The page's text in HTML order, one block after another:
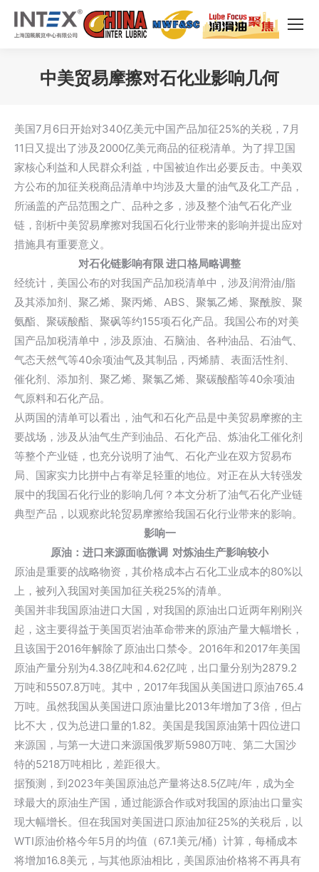
中美贸易摩擦对石化业影响几何
美国7月6日开始对340亿美元中国产品加征25%的关税，7月
11日又提出了涉及2000亿美元商品的征税清单。为了捍卫国
家核心利益和人民群众利益，中国被迫作出必要反击。中美双
方公布的加征关税商品清单中均涉及大量的油气及化工产品，
所涵盖的产品范围之广、品种之多，涉及整个油气石化产业
链，剖析中美贸易摩擦对我国石化行业带来的影响并提出应对
措施具有重要意义。
对石化链影响有限 进口格局略调整
经统计，美国公布的对我国产品加税清单中，涉及润滑油/脂
及其添加剂、聚乙烯、聚丙烯、ABS、聚氯乙烯、聚酰胺、聚
氨酯、聚碳酸酯、聚砜等约155项石化产品。我国公布的对美
国产品加税清单中，涉及原油、石脑油、各种油品、石油气、
气态天然气等40余项油气及其制品，丙烯腈、表面活性剂、
催化剂、添加剂、聚乙烯、聚氯乙烯、聚碳酸酯等40余项油
气原料和石化产品。
从两国的清单可以看出，油气和石化产品是中美贸易摩擦的主
要战场，涉及从油气生产到油品、石化产品、炼油化工催化剂
等整个产业链，也充分说明了油气、石化产业在双方贸易布
局、国家实力比拼中占有举足轻重的地位。对正在从大转强发
展中的我国石化行业的影响几何？本文分析了油气石化产业链
典型产品，以观察此轮贸易摩擦给我国石化行业带来的影响。
影响一
原油：进口来源面临微调 对炼油生产影响较小
原油是重要的战略物资，其价格成本占石化工业成本的80%以
上，被列入我国对美国加征关税25%的清单。
美国并非我国原油进口大国，对我国的原油出口近两年刚刚兴
起，这主要得益于美国页岩油革命带来的原油产量大幅增长，
且该国于2016年解除了原油出口禁令。2016年和2017年美国
原油产量分别为4.38亿吨和4.62亿吨，出口量分别为2879.2
万吨和5507.8万吨。其中，2017年我国从美国进口原油765.4
万吨。虽然我国从美国进口原油量比2013年增加了3倍，但占
比不大，仅为总进口量的1.82。美国是我国原油第十四位进口
来源国，与第一大进口来源国俄罗斯5980万吨、第二大国沙
特的5218万吨相比，差距很大。
据预测，到2023年美国原油总产量将达8.5亿吨/年，成为全
球最大的原油生产国，通过能源合作或对我国的原油出口量实
现大幅增长。但在我国对美国进口原油加征25%的关税后，以
WTI原油价格今年5月的均值（67.1美元/桶）计算，每桶成本
将增加16.8美元，与其他原油相比，美国原油价格将不再具有